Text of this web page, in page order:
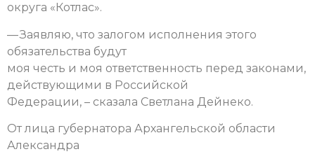
округа «Котлас».
— Заявляю, что залогом исполнения этого
обязательства будут
моя честь и моя ответственность перед законами,
действующими в Российской
Федерации, – сказала Светлана Дейнеко.
От лица губернатора Архангельской области
Александра